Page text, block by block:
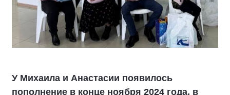
У Михаила и Анастасии появилось
пополнение в конце ноября 2024 года, в